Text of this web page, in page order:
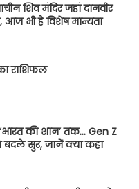
शिव मंदिर जहां दानवीर
आज भी है विशेष मान्यता
राशिफल
की शान’ तक… Gen Z
सुर, जानें क्या कहा